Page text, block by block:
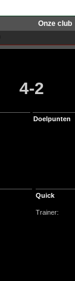
Onze club
4-2
Doelpunten
Quick
Trainer: